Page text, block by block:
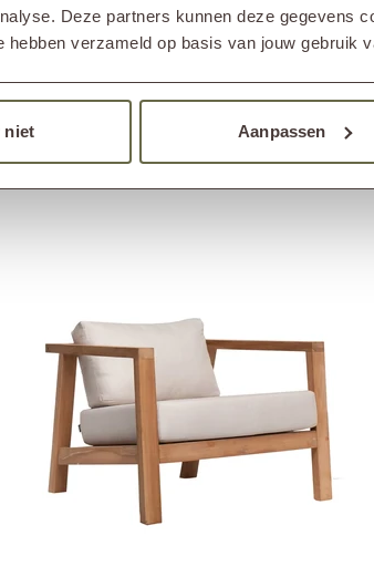
Deze partners kunnen deze gegevens
hebben verzameld op basis van jouw gebruik
niet Aanpassen
Andere haben auch